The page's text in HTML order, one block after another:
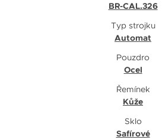
BR-CAL.326
Typ strojku
Automat
Pouzdro
Ocel
Řemínek
Kůže
Sklo
Safírové